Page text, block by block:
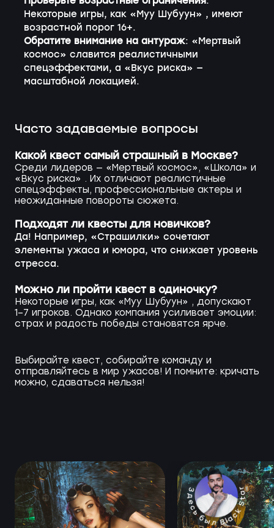
Некоторые игры, как «Муу Шубуун» , имеют
возрастной порог 16+.
Обратите внимание на антураж: «Мертвый
космос» славится реалистичными
спецэффектами, а «Вкус риска» —
масштабной локацией.
Часто задаваемые вопросы
Какой квест самый страшный в Москве?
Среди лидеров — «Мертвый космос», «Школа» и
«Вкус риска» . Их отличают реалистичные
спецэффекты, профессиональные актеры и
неожиданные повороты сюжета.
Подходят ли квесты для новичков?
Да! Например, «Страшилки» сочетают
элементы ужаса и юмора, что снижает уровень
стресса.
Можно ли пройти квест в одиночку?
Некоторые игры, как «Муу Шубуун» , допускают
1–7 игроков. Однако компания усиливает эмоции:
страх и радость победы становятся ярче.
Выбирайте квест, собирайте команду и
отправляйтесь в мир ужасов! И помните: кричать
можно, сдаваться нельзя!